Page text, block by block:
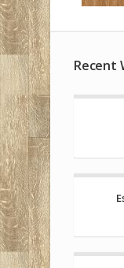
Recent